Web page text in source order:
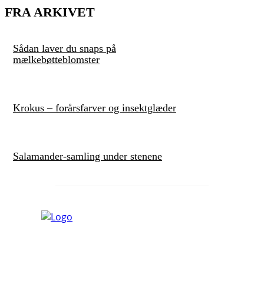
FRA ARKIVET
Sådan laver du snaps på
mælkebøtteblomster
Krokus – forårsfarver og insektglæder
Salamander-samling under stenene